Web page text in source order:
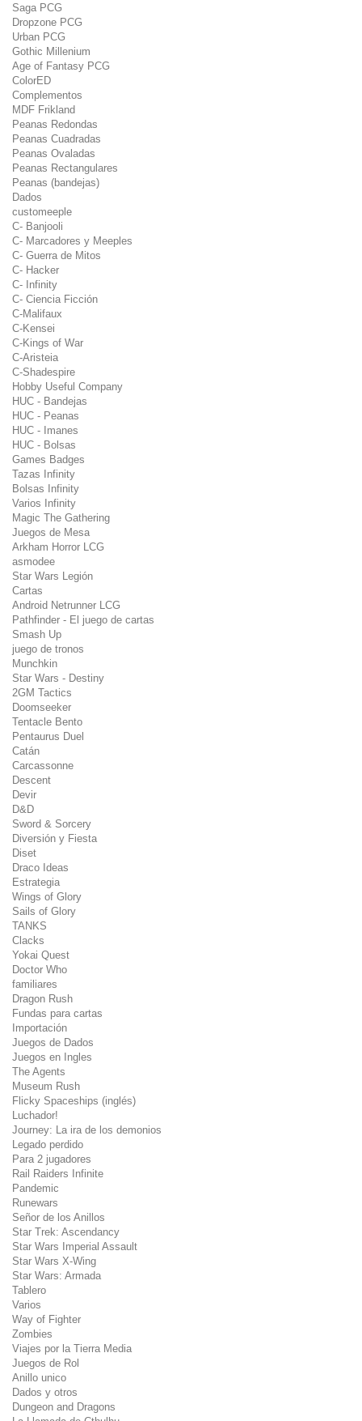
Saga PCG
Dropzone PCG
Urban PCG
Gothic Millenium
Age of Fantasy PCG
ColorED
Complementos
MDF Frikland
Peanas Redondas
Peanas Cuadradas
Peanas Ovaladas
Peanas Rectangulares
Peanas (bandejas)
Dados
customeeple
C- Banjooli
C- Marcadores y Meeples
C- Guerra de Mitos
C- Hacker
C- Infinity
C- Ciencia Ficción
C-Malifaux
C-Kensei
C-Kings of War
C-Aristeia
C-Shadespire
Hobby Useful Company
HUC - Bandejas
HUC - Peanas
HUC - Imanes
HUC - Bolsas
Games Badges
Tazas Infinity
Bolsas Infinity
Varios Infinity
Magic The Gathering
Juegos de Mesa
Arkham Horror LCG
asmodee
Star Wars Legión
Cartas
Android Netrunner LCG
Pathfinder - El juego de cartas
Smash Up
juego de tronos
Munchkin
Star Wars - Destiny
2GM Tactics
Doomseeker
Tentacle Bento
Pentaurus Duel
Catán
Carcassonne
Descent
Devir
D&D
Sword & Sorcery
Diversión y Fiesta
Diset
Draco Ideas
Estrategia
Wings of Glory
Sails of Glory
TANKS
Clacks
Yokai Quest
Doctor Who
familiares
Dragon Rush
Fundas para cartas
Importación
Juegos de Dados
Juegos en Ingles
The Agents
Museum Rush
Flicky Spaceships (inglés)
Luchador!
Journey: La ira de los demonios
Legado perdido
Para 2 jugadores
Rail Raiders Infinite
Pandemic
Runewars
Señor de los Anillos
Star Trek: Ascendancy
Star Wars Imperial Assault
Star Wars X-Wing
Star Wars: Armada
Tablero
Varios
Way of Fighter
Zombies
Viajes por la Tierra Media
Juegos de Rol
Anillo unico
Dados y otros
Dungeon and Dragons